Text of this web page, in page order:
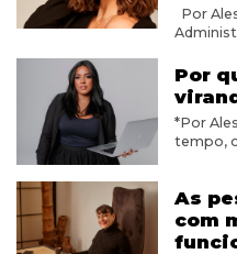
Por
Por
*Por
tempo,
As
com